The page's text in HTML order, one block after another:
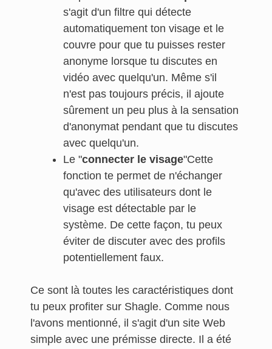
s'agit d'un filtre qui détecte
automatiquement ton visage et le
couvre pour que tu puisses rester
anonyme lorsque tu discutes en
vidéo avec quelqu'un. Même s'il
n'est pas toujours précis, il ajoute
sûrement un peu plus à la sensation
d'anonymat pendant que tu discutes
avec quelqu'un.
Le "connecter le visage"Cette
fonction te permet de n'échanger
qu'avec des utilisateurs dont le
visage est détectable par le
système. De cette façon, tu peux
éviter de discuter avec des profils
potentiellement faux.
Ce sont là toutes les caractéristiques dont
tu peux profiter sur Shagle. Comme nous
l'avons mentionné, il s'agit d'un site Web
simple avec une prémisse directe. Il a été